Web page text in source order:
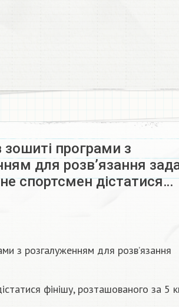
програми з
для розв’язання
спортсмен дістатися…
з розгалуженням для розв’язання
фінішу, розташованого за 5